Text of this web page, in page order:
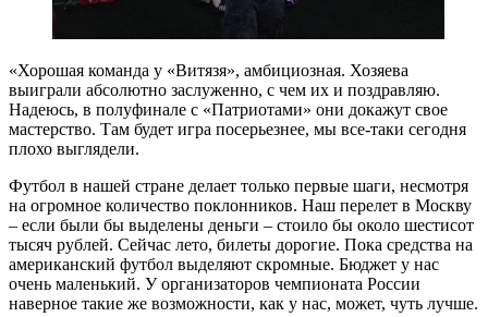
«Хорошая команда у «Витязя», амбициозная. Хозяева
выиграли абсолютно заслуженно, с чем их и поздравляю.
Надеюсь, в полуфинале с «Патриотами» они докажут свое
мастерство. Там будет игра посерьезнее, мы все-таки сегодня
плохо выглядели.
Футбол в нашей стране делает только первые шаги, несмотря
на огромное количество поклонников. Наш перелет в Москву
– если были бы выделены деньги – стоило бы около шестисот
тысяч рублей. Сейчас лето, билеты дорогие. Пока средства на
американский футбол выделяют скромные. Бюджет у нас
очень маленький. У организаторов чемпионата России
наверное такие же возможности, как у нас, может, чуть лучше.